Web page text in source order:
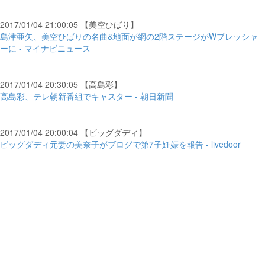
2017/01/04 21:00:05 【美空ひばり】
島津亜矢、美空ひばりの名曲&地面が網の2階ステージがWプレッシャ
ーに - マイナビニュース
2017/01/04 20:30:05 【高島彩】
高島彩、テレ朝新番組でキャスター - 朝日新聞
2017/01/04 20:00:04 【ビッグダディ】
ビッグダディ元妻の美奈子がブログで第7子妊娠を報告 - livedoor